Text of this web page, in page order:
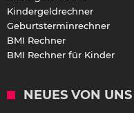
Kindergeldrechner
Geburtsterminrechner
BMI Rechner
BMI Rechner für Kinder
NEUES VON UNS